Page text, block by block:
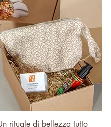
Vista rapida
rituale di bellezza tutto